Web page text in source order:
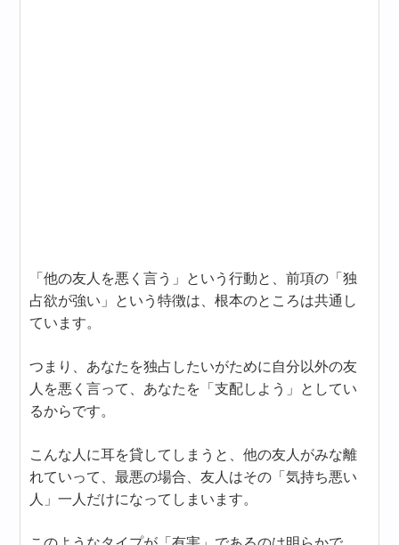
「他の友人を悪く言う」という行動と、前項の「独
占欲が強い」という特徴は、根本のところは共通し
ています。
つまり、あなたを独占したいがために自分以外の友
人を悪く言って、あなたを「支配しよう」としてい
るからです。
こんな人に耳を貸してしまうと、他の友人がみな離
れていって、最悪の場合、友人はその「気持ち悪い
人」一人だけになってしまいます。